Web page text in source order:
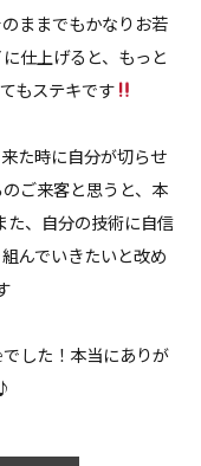
ままでもかなりお若
仕上げると、もっと
もステキです
た時に自分が切らせ
ご来客と思うと、本
、自分の技術に自信
んでいきたいと改め
した！本当にありが